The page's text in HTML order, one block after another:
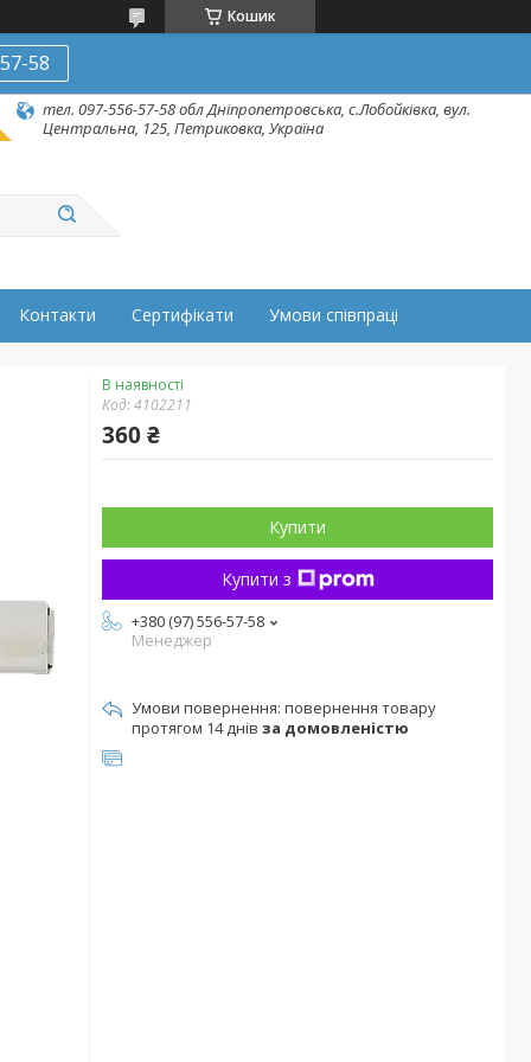
Кошик
58
тел. 097-556-57-58 обл Дніпропетровська, с.Лобойківка, вул.
Центральна, 125, Петриковка, Україна
Контакти Сертифікати Умови співпраці
В наявності
Код:4102211
360 ₴
Купити
Купити з
+380 (97) 556-57-58
Менеджер
повернення товару
протягом 14 днів за домовленістю